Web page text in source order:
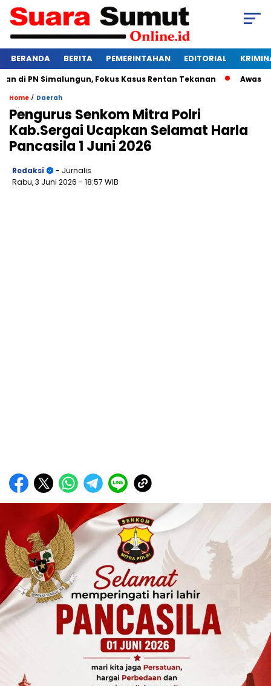
BERANDA BERITA PEMERINTAHAN EDITORIAL
Simalungun, Fokus Kasus Rentan Tekanan Awas
Home / Daerah
Pengurus Senkom Mitra Polri
Kab.Sergai Ucapkan Selamat Harla
Pancasila 1 Juni 2026
Redaksi
- Jurnalis
Rabu, 3 Juni 2026 - 18:57 WIB